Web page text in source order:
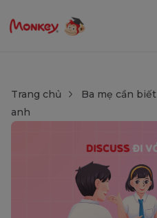
Trang chủ Ba mẹ cần biết
anh